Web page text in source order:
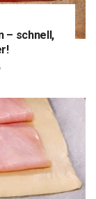
– schnell,